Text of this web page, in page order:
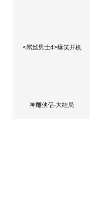
<屌丝男士4>爆笑开机
神雕侠侣-大结局